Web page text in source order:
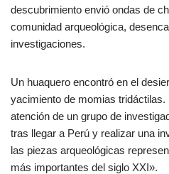
descubrimiento envió ondas de
comunidad arqueológica,
investigaciones.
Un huaquero encontró en el
yacimiento de momias
atención de un grupo de
tras llegar a Perú y realizar una
las piezas arqueológicas
más importantes del siglo XXI».